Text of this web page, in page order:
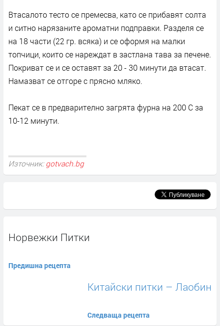
Втасалото тесто се премесва, като се прибавят солта
и ситно нарязаните ароматни подправки. Разделя се
на 18 части (22 гр. всяка) и се оформя на малки
топчици, които се нареждат в застлана тава за печене.
Покриват се и се оставят за 20 - 30 минути да втасат.
Намазват се отгоре с прясно мляко.
Пекат се в предварително загрята фурна на 200 С за
10-12 минути.
Източник: gotvach.bg
Норвежки Питки
Предишна рецепта
Китайски питки – Лаобин
Следваща рецепта